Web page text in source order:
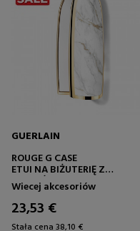
GUERLAIN
ROUGE G CASE
ETUI NA BIŻUTERIĘ Z
PODWÓJNYM LUSTERKIEM DO
SZMINKI
Wiecej akcesoriów
23,53 €
Stała cena 38,10 €